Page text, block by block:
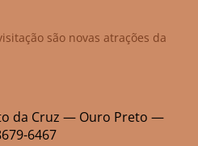
da Cruz — Ouro Preto —
6467